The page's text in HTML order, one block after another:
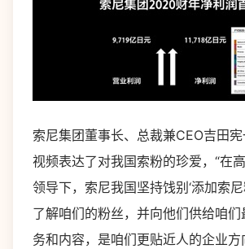
索尼集团董事长、总裁兼CEO吉田
视频表达了对我国索粉的珍爱，“在
领导下，索尼我国坚持饯别‘添加索尼
了解咱们的粉丝，并向他们供给咱
务和内容，是咱们更贴近人的企业方